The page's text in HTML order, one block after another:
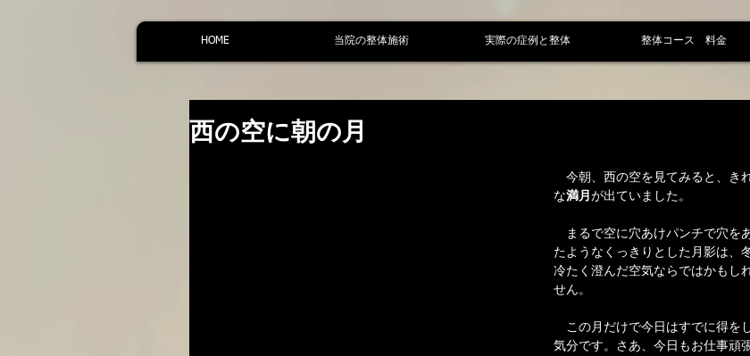
HOME 当院の整体施術 実際の症例と整体 整体コース 料金
西の空に朝の月
今朝、西の空を見てみると、き
な満月 が出ていました。
まるで空に穴あけパンチで穴を
たようなくっきりとした月影は、
冷たく澄んだ空気ならではかもし
せん。
この月だけで今日はすでに得を
気分です。さあ、今日もお仕事頑